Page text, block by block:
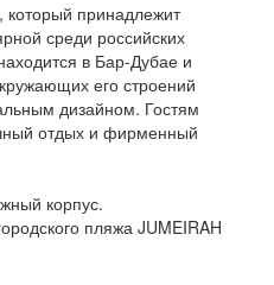
принадлежит
среди российских
в Бар-Дубае и
его строений
дизайном. Гостям
отдых и фирменный
корпус.
пляжа JUMEIRAH